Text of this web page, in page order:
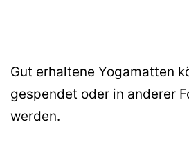
Gut erhaltene Yogamatten
gespendet oder in anderer
werden.